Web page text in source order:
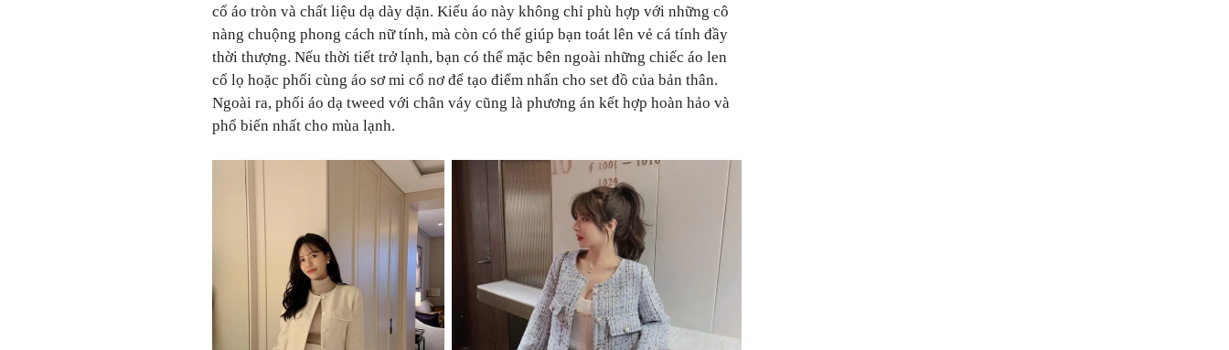
cổ áo tròn và chất liệu dạ dày dặn. Kiểu áo này không chỉ phù hợp với những cô
nàng chuộng phong cách nữ tính, mà còn có thể giúp bạn toát lên vẻ cá tính đầy
thời thượng. Nếu thời tiết trở lạnh, bạn có thể mặc bên ngoài những chiếc áo len
cổ lọ hoặc phối cùng áo sơ mi cổ nơ để tạo điểm nhấn cho set đồ của bản thân.
Ngoài ra, phối áo dạ tweed với chân váy cũng là phương án kết hợp hoàn hảo và
phổ biến nhất cho mùa lạnh.